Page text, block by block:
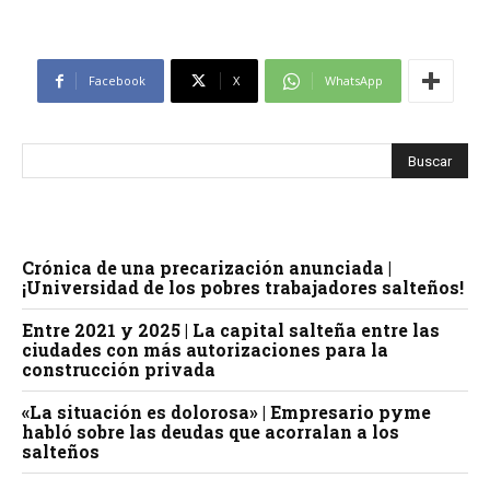
Facebook X WhatsApp
Crónica de una precarización anunciada |
¡Universidad de los pobres trabajadores salteños!
Entre 2021 y 2025 | La capital salteña entre las
ciudades con más autorizaciones para la
construcción privada
«La situación es dolorosa» | Empresario pyme
habló sobre las deudas que acorralan a los
salteños